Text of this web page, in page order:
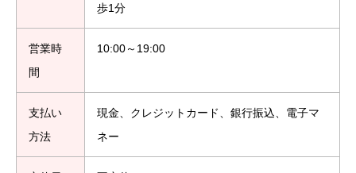
歩1分
営業時
間
10:00～19:00
支払い
方法
現金、クレジットカード、銀行振込、電子マ
ネー